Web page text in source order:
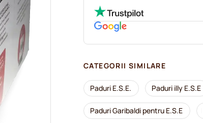
CATEGORII SIMILARE
Paduri E.S.E. Paduri illy E.S.E
Paduri Garibaldi pentru E.S.E